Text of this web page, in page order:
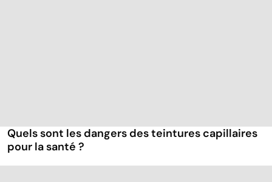
Quels sont les dangers des teintures capillaires
pour la santé ?